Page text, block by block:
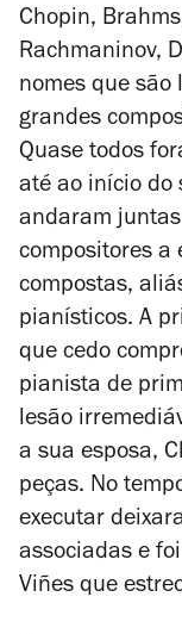
Chopin,
Rachmaninov,
nomes que
grandes
Quase todos
até ao início do
andaram
compositores a
compostas,
pianísticos. A
que cedo
pianista de
lesão
a sua esposa,
peças. No
executar
associadas e
Viñes que